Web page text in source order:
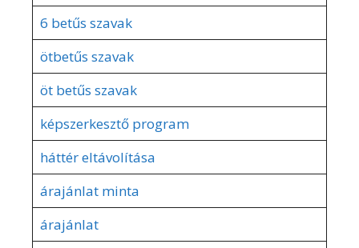
6 betűs szavak
ötbetűs szavak
öt betűs szavak
képszerkesztő program
háttér eltávolítása
árajánlat minta
árajánlat